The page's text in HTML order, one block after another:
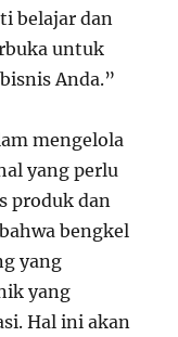
belajar dan
untuk
Anda.”
mengelola
yang perlu
produk dan
bengkel
yang
yang
Hal ini akan